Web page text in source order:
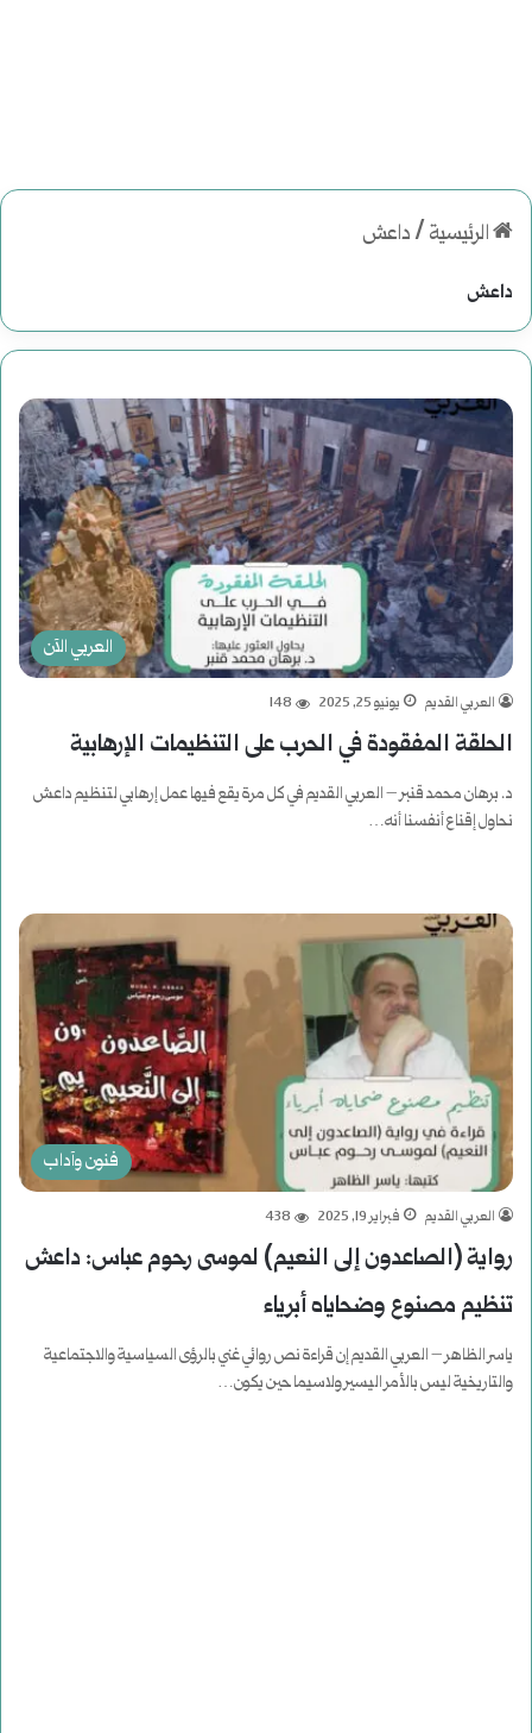
الرئيسية /داعش
داعش
العربي الآن
العربي القديم يونيو 25, 2025 148
الحلقة المفقودة في الحرب على التنظيمات الإرهابية
د. برهان محمد قنبر – العربي القديم في كل مرة يقع فيها عمل إرهابي لتنظيم داعش
نحاول إقناع أنفسنا أنه…
فنون وآداب
العربي القديم فبراير 19, 2025 438
رواية (الصاعدون إلى النعيم) لموسى رحوم عباس: داعش
تنظيم مصنوع وضحاياه أبرياء
ياسر الظاهر – العربي القديم إن قراءة نص روائي غني بالرؤى السياسية والاجتماعية
والتاريخية ليس بالأمر اليسير ولاسيما حين يكون…